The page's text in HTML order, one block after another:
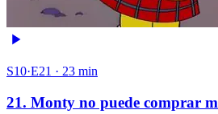
S10·E21 · 23 min
21. Monty no puede comprar